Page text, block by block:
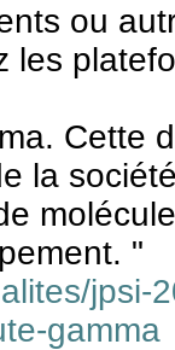
ou
Cette
la
"
jpsi-
gamma